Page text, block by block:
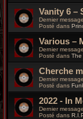
Vanity 6 –
Dernier
Posté dans
Various –
Dernier
Posté dans The
Cherche
Dernier
Posté dans
2022 - In
Dernier
Posté dans